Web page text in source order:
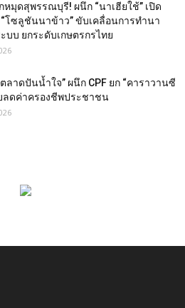
กหมุดสุพรรณบุรี! ผนึก “นาเฮียใช้” เปิด
โซลูชันนาข้าว” ขับเคลื่อนการทำนา
บบ ยกระดับเกษตรกรไทย
ลาดปันน้ำใจ” ผนึก CPF ยก “คาราวานซี
ลดค่าครองชีพประชาชน